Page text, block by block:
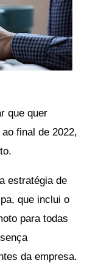
que quer
final de 2022,
estratégia de
que inclui o
para todas
da empresa.